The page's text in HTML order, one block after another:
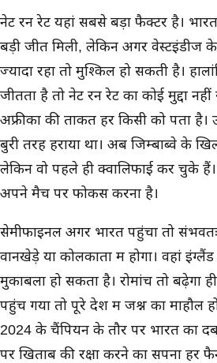
नेट रन रेट यहां सबसे बड़ा फैक्टर है।
बड़ी जीत मिली, लेकिन अगर वेस्टइंडीज
ज्यादा रहा तो मुश्किल हो सकती है।
जीतता है तो नेट रन रेट का कोई मुद्दा नहीं
अफ्रीका की ताकत हर किसी को पता है।
बुरी तरह हराया था। अब जिम्बाब्वे के
लेकिन वो पहले ही क्वालिफाई कर चुके हैं।
अपने मैच पर फोकस करना है।
सेमीफाइनल अगर भारत पहुंचा तो
वानखेड़े या कोलकाता में होगा। वहां
मुकाबला हो सकता है। रोमांच तो बढ़ेगा
पहुंच गया तो पूरे देश में जश्न का माहौल
2024 के चैंपियन के तौर पर भारत का
पर खिताब की रक्षा करने का सपना हर